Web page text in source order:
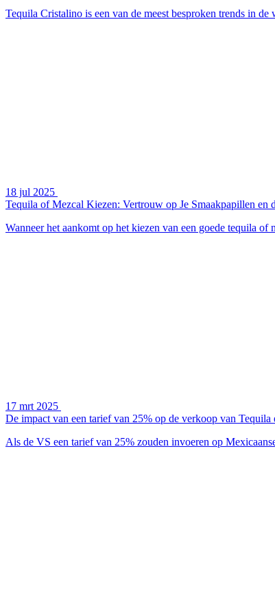
Tequila Cristalino is een van de meest besproken trends in de
18 jul 2025
Tequila of Mezcal Kiezen: Vertrouw op Je Smaakpapillen en
Wanneer het aankomt op het kiezen van een goede tequila
17 mrt 2025
De impact van een tarief van 25% op de verkoop van
Als de VS een tarief van 25% zouden invoeren op